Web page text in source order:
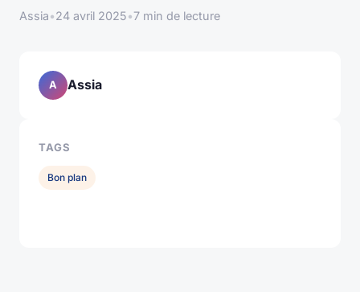
Assia•24 avril 2025•7 min de lecture
A Assia
TAGS
Bon plan